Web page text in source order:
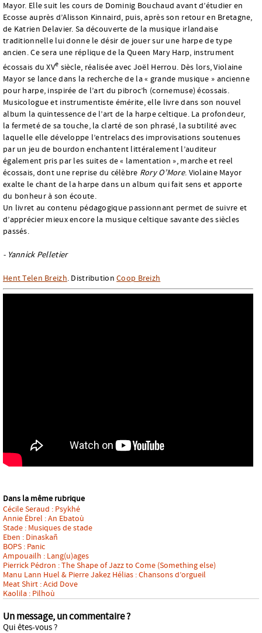
Mayor. Elle suit les cours de Dominig Bouchaud avant d’étudier en
Ecosse auprès d’Alisson Kinnaird, puis, après son retour en Bretagne,
de Katrien Delavier. Sa découverte de la musique irlandaise
traditionnelle lui donne le désir de jouer sur une harpe de type
ancien. Ce sera une réplique de la Queen Mary Harp, instrument
écossais du XVe siècle, réalisée avec Joël Herrou. Dès lors, Violaine
Mayor se lance dans la recherche de la « grande musique » ancienne
pour harpe, inspirée de l’art du pibroc’h (cornemuse) écossais.
Musicologue et instrumentiste émérite, elle livre dans son nouvel
album la quintessence de l’art de la harpe celtique. La profondeur,
la fermeté de sa touche, la clarté de son phrasé, la subtilité avec
laquelle elle développe l’entrelacs des improvisations soutenues
par un jeu de bourdon enchantent littéralement l’auditeur
également pris par les suites de « lamentation », marche et reel
écossais, dont une reprise du célèbre Rory O’More. Violaine Mayor
exalte le chant de la harpe dans un album qui fait sens et apporte
du bonheur à son écoute.
Un livret au contenu pédagogique passionnant permet de suivre et
d’apprécier mieux encore la musique celtique savante des siècles
passés.
- Yannick Pelletier
Hent Telen Breizh. DistributionCoop Breizh
Dans la même rubrique
Cécile Seraud : Psykhé
Annie Ébrel : An Ebatoù
Stade : Musiques de stade
Eben : Dinaskañ
BOPS : Panic
Ampouailh : Lang(u)ages
Pierrick Pédron : The Shape of Jazz to Come (Something else)
Manu Lann Huel & Pierre Jakez Hélias : Chansons d’orgueil
Meat Shirt : Acid Dove
Kaolila : Pilhoù
Un message, un commentaire ?
Qui êtes-vous ?